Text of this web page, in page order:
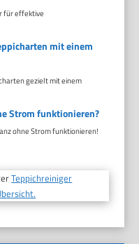
für effektive
mit einem
gezielt mit einem
Strom funktionieren?
ohne Strom funktionieren!
Teppichreiniger